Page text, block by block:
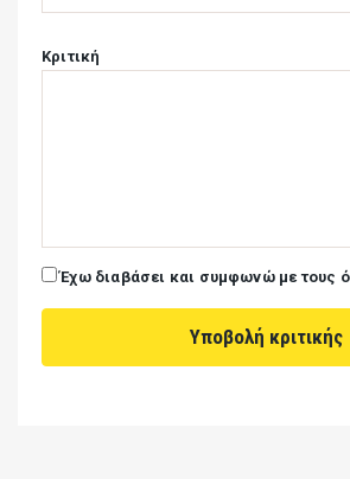
Κριτική
Έχω διαβάσει και συμφωνώ με τους